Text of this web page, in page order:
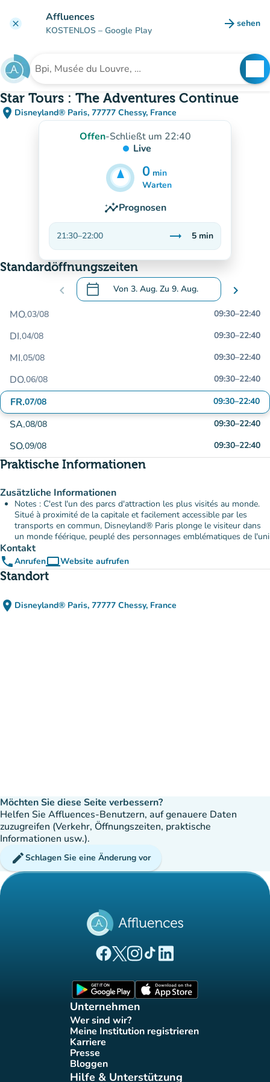
clear Affluences
KOSTENLOS – Google Play arrow_forward sehen
(new
Suche nach einer Einrichtung
Star Tours : The Adventures Continue
place Disneyland® Paris, 77777 Chessy, France
(in Google Maps öffnen)
(new tab)
Offen-Schließt um 22:40
Live
0 min
5min
Warten
insightsPrognosen
21:30–22:00 trending_flat
Stabil
5 min
Standardöffnungszeiten
chevron_left calendar_today Von 3. Aug. Zu 9. Aug.
.Öffnen Sie den Kalender, um Daten zu
chevron_right
MO.03/08 09:30–22:40
DI.04/08 09:30–22:40
MI.05/08 09:30–22:40
DO.06/08 09:30–22:40
FR.07/08 09:30–22:40
SA.08/08 09:30–22:40
SO.09/08 09:30–22:40
Praktische Informationen
Zusätzliche Informationen
Notes : C'est l'un des parcs d'attraction les plus visités au monde.
Situé à proximité de la capitale et facilement accessible par les
transports en commun, Disneyland® Paris plonge le visiteur dans
un monde féérique, peuplé des personnages emblématiques de l'uni
Kontakt
phoneAnrufencomputerWebsite aufrufen
(new tab)
Standort
place Disneyland® Paris, 77777 Chessy, France
(in Google Maps öffnen)
(new tab)
Möchten Sie diese Seite verbessern?
Helfen Sie Affluences-Benutzern, auf genauere Daten
zuzugreifen (Verkehr, Öffnungszeiten, praktische
Informationen usw.).
editSchlagen Sie eine Änderung vor
(new tab)
(new tab)
(new tab)(new tab)
(new tab)
Unternehmen
Wer sind wir?
(new tab)
Meine Institution registrieren
(new tab)
Karriere(new tab)
Presse(new tab)
Bloggen
(new tab)
Hilfe & Unterstützung